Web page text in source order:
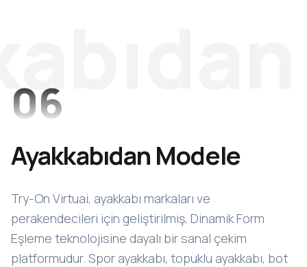
06
Ayakkabıdan Modele
Try-On Virtuai, ayakkabı markaları ve
perakendecileri için geliştirilmiş, Dinamik Form
Eşleme teknolojisine dayalı bir sanal çekim
platformudur. Spor ayakkabı, topuklu ayakkabı, bot